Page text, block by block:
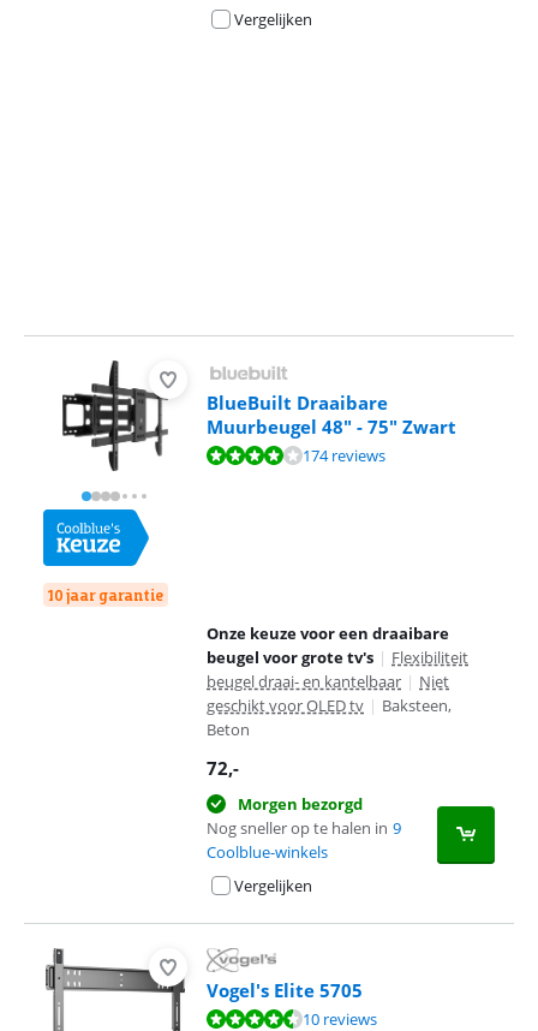
Vergelijken
10 jaar garantie
BlueBuilt Draaibare
Muurbeugel 48" - 75" Zwart
Beoordeling is 8,4 van de 10, gebaseerd op 174 reviews.
174 reviews
Onze keuze voor een draaibare
beugel voor grote tv's | Flexibiliteit
beugel draai- en kantelbaar | Niet
geschikt voor OLED tv | Baksteen,
Beton
72,-
Morgen bezorgd
Nog sneller op te halen in 9
Coolblue-winkels
Vergelijken
Vogel's Elite 5705
Beoordeling is 9,4 van de 10, gebaseerd op 10 reviews.
10 reviews